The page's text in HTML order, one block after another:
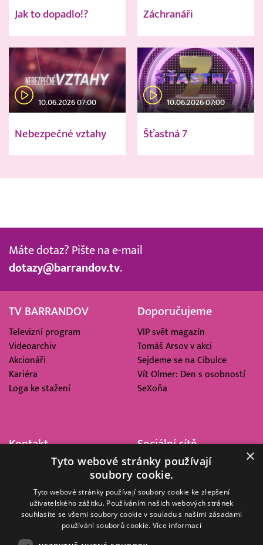
Jak to dopadlo!? Záchranáři
10.06.2026 07:00
Nebezpečné vztahy
10.06.2026 07:00
Šťastná 7
Máte dotaz? Pište na e-mail
dotazy@barrandov.tv.
TV BARRANDOV
Televizní program
Videoarchiv
Akcionáři
Kariéra
Loga ke stažení
Doporučujeme
VIP svět magazín
Tomáš Arsov v akci
Sejdeme se na Cibulce
Vít Olmer: Den s osobností
SeXoňa
Kontakt
Barrandov Televizní Studio,
Kříženeckého nám. 322
152 00 Praha 5
IČ 416 93 311
Sociální sítě
×
Tyto webové stránky používají
soubory cookie.
Tyto webové stránky používají soubory cookie ke zlepšení
uživatelského zážitku. Používáním našich webových stránek
souhlasíte se všemi soubory cookie v souladu s našimi zásadami
používání souborů cookie. Více informací